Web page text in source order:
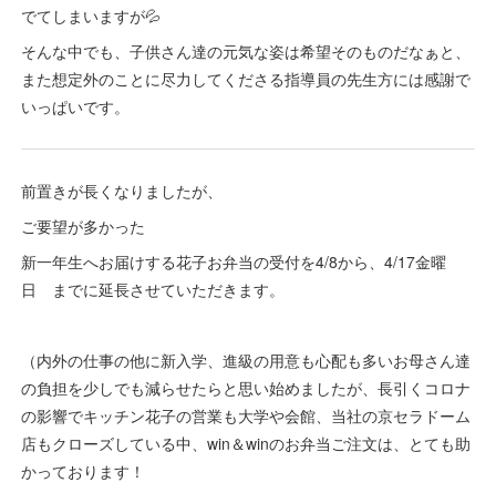
でてしまいますが💦
そんな中でも、子供さん達の元気な姿は希望そのものだなぁと、
また想定外のことに尽力してくださる指導員の先生方には感謝で
いっぱいです。
前置きが長くなりましたが、
ご要望が多かった
新一年生へお届けする花子お弁当の受付を4/8から、4/17金曜
日 までに延長させていただきます。
（内外の仕事の他に新入学、進級の用意も心配も多いお母さん達
の負担を少しでも減らせたらと思い始めましたが、長引くコロナ
の影響でキッチン花子の営業も大学や会館、当社の京セラドーム
店もクローズしている中、win＆winのお弁当ご注文は、とても助
かっております！